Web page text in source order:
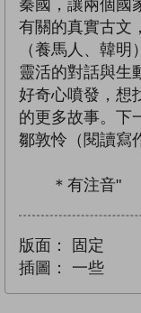
秦國，讓兩個國
有關的真實古文
（養馬人、韓
靈活的對話與生
好奇心噴發，想
的更多故事。下
鄒敦怜（閱讀寫
＊有注音"
版面：
固定
插圖：
一些